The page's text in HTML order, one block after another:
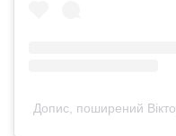
Допис, поширений